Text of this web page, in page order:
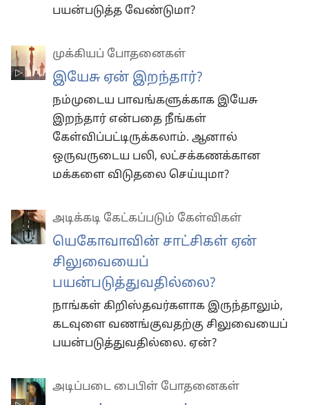
பயன்படுத்த வேண்டுமா?
முக்கியப் போதனைகள்
இயேசு ஏன் இறந்தார்?
நம்முடைய பாவங்களுக்காக இயேசு
இறந்தார் என்பதை நீங்கள்
கேள்விப்பட்டிருக்கலாம். ஆனால்
ஒருவருடைய பலி, லட்சக்கணக்கான
மக்களை விடுதலை செய்யுமா?
அடிக்கடி கேட்கப்படும் கேள்விகள்
யெகோவாவின் சாட்சிகள் ஏன்
சிலுவையைப்
பயன்படுத்துவதில்லை?
நாங்கள் கிறிஸ்தவர்களாக இருந்தாலும்,
கடவுளை வணங்குவதற்கு சிலுவையைப்
பயன்படுத்துவதில்லை. ஏன்?
அடிப்படை பைபிள் போதனைகள்